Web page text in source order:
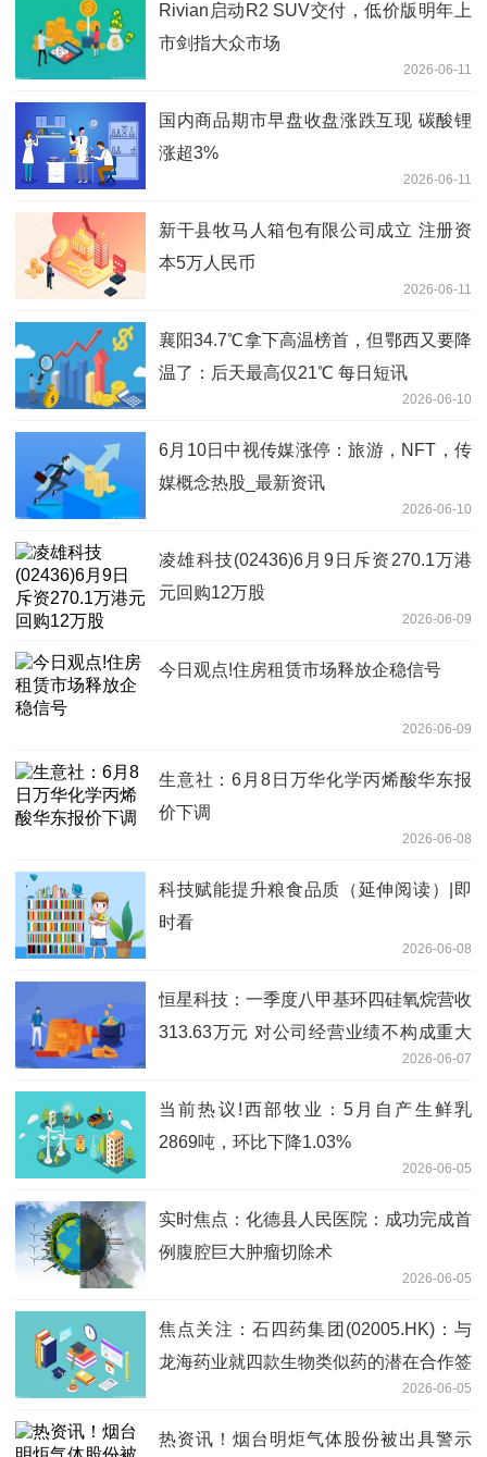
Rivian启动R2 SUV交付，低价版明年上
市剑指大众市场
2026-06-11
国内商品期市早盘收盘涨跌互现 碳酸锂
涨超3%
2026-06-11
新干县牧马人箱包有限公司成立 注册资
本5万人民币
2026-06-11
襄阳34.7℃拿下高温榜首，但鄂西又要降
温了：后天最高仅21℃ 每日短讯
2026-06-10
6月10日中视传媒涨停：旅游，NFT，传
媒概念热股_最新资讯
2026-06-10
凌雄科技(02436)6月9日斥资270.1万港
元回购12万股
2026-06-09
今日观点!住房租赁市场释放企稳信号
2026-06-09
生意社：6月8日万华化学丙烯酸华东报
价下调
2026-06-08
科技赋能提升粮食品质（延伸阅读）|即
时看
2026-06-08
恒星科技：一季度八甲基环四硅氧烷营收
313.63万元 对公司经营业绩不构成重大
2026-06-07
当前热议!西部牧业：5月自产生鲜乳
2869吨，环比下降1.03%
2026-06-05
实时焦点：化德县人民医院：成功完成首
例腹腔巨大肿瘤切除术
2026-06-05
焦点关注：石四药集团(02005.HK)：与
龙海药业就四款生物类似药的潜在合作签
2026-06-05
热资讯！烟台明炬气体股份被出具警示